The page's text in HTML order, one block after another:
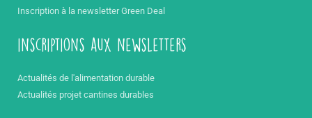
Inscription à la newsletter Green Deal
inscriptions aux newsletters
Actualités de l'alimentation durable
Actualités projet cantines durables